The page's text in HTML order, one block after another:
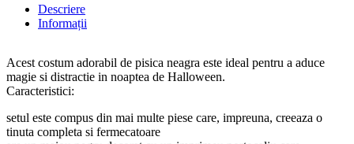
Descriere
Informații
Acest costum adorabil de pisica neagra este ideal pentru a aduce
magie si distractie in noaptea de Halloween.
Caracteristici:
setul este compus din mai multe piese care, impreuna, creeaza o
tinuta completa si fermecatoare